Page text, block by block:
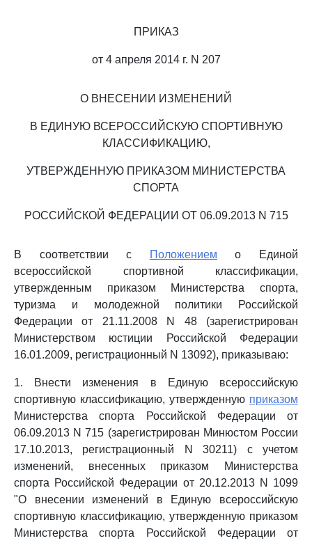
ПРИКАЗ
от 4 апреля 2014 г. N 207
О ВНЕСЕНИИ ИЗМЕНЕНИЙ
В ЕДИНУЮ ВСЕРОССИЙСКУЮ СПОРТИВНУЮ
КЛАССИФИКАЦИЮ,
УТВЕРЖДЕННУЮ ПРИКАЗОМ МИНИСТЕРСТВА
СПОРТА
РОССИЙСКОЙ ФЕДЕРАЦИИ ОТ 06.09.2013 N 715
В соответствии с Положением о Единой
всероссийской спортивной классификации,
утвержденным приказом Министерства спорта,
туризма и молодежной политики Российской
Федерации от 21.11.2008 N 48 (зарегистрирован
Министерством юстиции Российской Федерации
16.01.2009, регистрационный N 13092), приказываю:
1. Внести изменения в Единую всероссийскую
спортивную классификацию, утвержденную приказом
Министерства спорта Российской Федерации от
06.09.2013 N 715 (зарегистрирован Минюстом России
17.10.2013, регистрационный N 30211) с учетом
изменений, внесенных приказом Министерства
спорта Российской Федерации от 20.12.2013 N 1099
"О внесении изменений в Единую всероссийскую
спортивную классификацию, утвержденную приказом
Министерства спорта Российской Федерации от